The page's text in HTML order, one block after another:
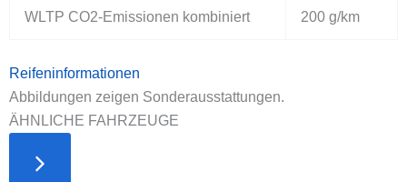
WLTP CO2-Emissionen kombiniert 200 g/km
Reifeninformationen
Abbildungen zeigen Sonderausstattungen.
ÄHNLICHE FAHRZEUGE